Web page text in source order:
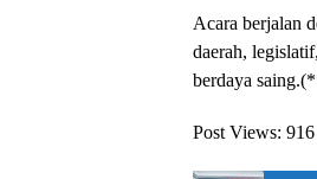
Acara berjalan
daerah,
berdaya
Post Views: 916